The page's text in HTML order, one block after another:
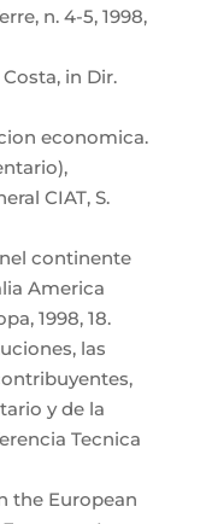
n. 4-5, 1998,
in Dir.
economica.
CIAT, S.
continente
America
1998, 18.
las
y de la
Tecnica
the European